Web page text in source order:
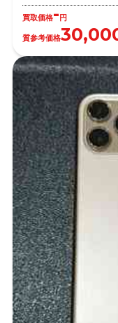
買取価格-円
質参考価格